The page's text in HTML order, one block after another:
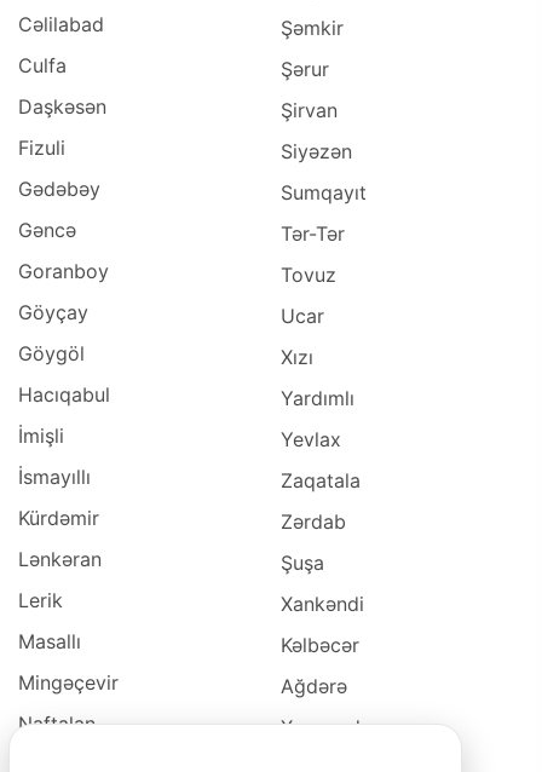
Cəlilabad
Culfa
Daşkəsən
Fizuli
Gədəbəy
Gəncə
Goranboy
Göyçay
Göygöl
Hacıqabul
İmişli
İsmayıllı
Kürdəmir
Lənkəran
Lerik
Masallı
Mingəçevir
Naftalan
Şəmkir
Şərur
Şirvan
Siyəzən
Sumqayıt
Tər-Tər
Tovuz
Ucar
Xızı
Yardımlı
Yevlax
Zaqatala
Zərdab
Şuşa
Xankəndi
Kəlbəcər
Ağdərə
Xocavəd